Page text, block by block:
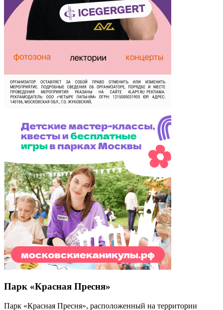
Парк «Красная Пресня»
Парк «Красная Пресня», расположенный на территории